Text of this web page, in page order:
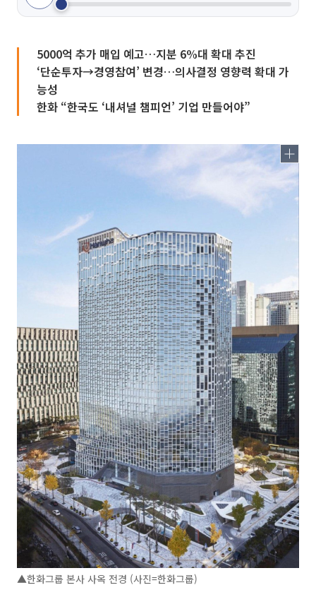
5000억 추가 매입 예고…지분 6%대 확대 추진
‘단순투자→경영참여’ 변경…의사결정 영향력 확대 가
능성
한화 “한국도 ‘내셔널 챔피언’ 기업 만들어야”
▲한화그룹 본사 사옥 전경 (사진=한화그룹)